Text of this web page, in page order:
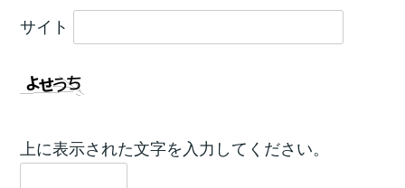
サイト
上に表示された文字を入力してください。